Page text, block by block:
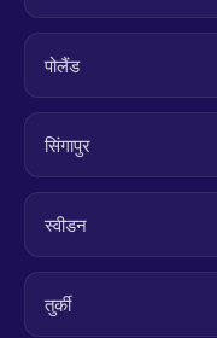
पोलैंड
सिंगापुर
स्वीडन
तुर्की